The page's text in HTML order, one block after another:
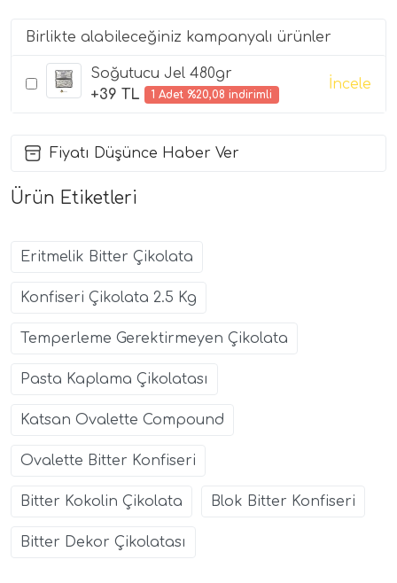
Birlikte alabileceğiniz kampanyalı ürünler
Soğutucu Jel 480gr
+39 TL
1 Adet %20,08 indirimli
İncele
Fiyatı Düşünce Haber Ver
Ürün Etiketleri
Eritmelik Bitter Çikolata
Konfiseri Çikolata 2.5 Kg
Temperleme Gerektirmeyen Çikolata
Pasta Kaplama Çikolatası
Katsan Ovalette Compound
Ovalette Bitter Konfiseri
Bitter Kokolin Çikolata Blok Bitter Konfiseri
Bitter Dekor Çikolatası